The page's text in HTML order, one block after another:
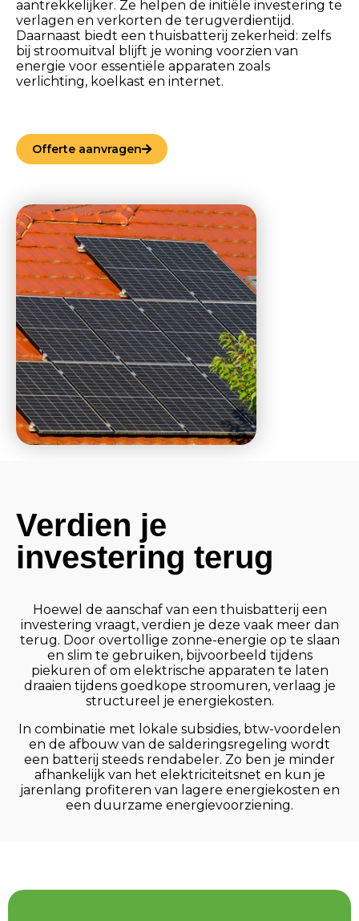
aantrekkelijker. Ze helpen de initiële investering te
verlagen en verkorten de terugverdientijd.
Daarnaast biedt een thuisbatterij zekerheid: zelfs
bij stroomuitval blijft je woning voorzien van
energie voor essentiële apparaten zoals
verlichting, koelkast en internet.
Offerte aanvragen
Verdien je
investering terug
Hoewel de aanschaf van een thuisbatterij een
investering vraagt, verdien je deze vaak meer dan
terug. Door overtollige zonne-energie op te slaan
en slim te gebruiken, bijvoorbeeld tijdens
piekuren of om elektrische apparaten te laten
draaien tijdens goedkope stroomuren, verlaag je
structureel je energiekosten.
In combinatie met lokale subsidies, btw-voordelen
en de afbouw van de salderingsregeling wordt
een batterij steeds rendabeler. Zo ben je minder
afhankelijk van het elektriciteitsnet en kun je
jarenlang profiteren van lagere energiekosten en
een duurzame energievoorziening.